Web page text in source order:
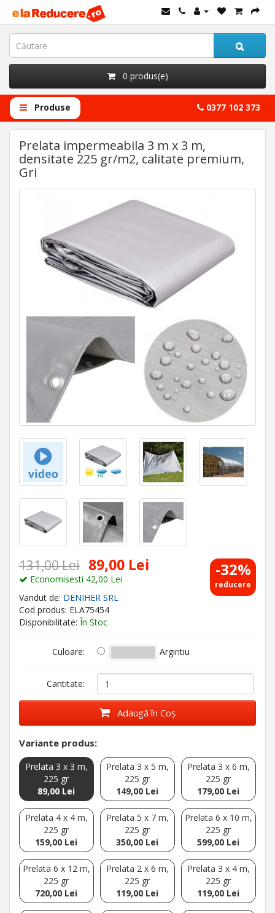
0 produs(e)
Produse 0377 102 373
Prelata impermeabila 3 m x 3 m,
densitate 225 gr/m2, calitate premium,
Gri
-32%
reducere
131,00 Lei 89,00 Lei
Economisesti 42,00 Lei
Vandut de: DENIHER SRL
Cod produs: ELA75454
Disponibilitate: În Stoc
Culoare: Argintiu
Cantitate:
Adaugă în Coş
Variante produs:
Prelata 3 x 3 m,
225 gr
89,00 Lei
Prelata 3 x 5 m,
225 gr
149,00 Lei
Prelata 3 x 6 m,
225 gr
179,00 Lei
Prelata 4 x 4 m,
225 gr
159,00 Lei
Prelata 5 x 7 m,
225 gr
350,00 Lei
Prelata 6 x 10 m,
225 gr
599,00 Lei
Prelata 6 x 12 m,
225 gr
720,00 Lei
Prelata 2 x 6 m,
225 gr
119,00 Lei
Prelata 3 x 4 m,
225 gr
119,00 Lei